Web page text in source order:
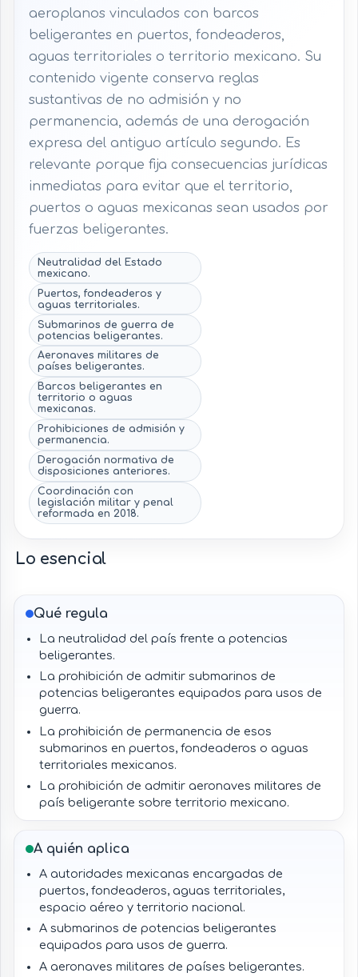
aeroplanos vinculados con barcos
beligerantes en puertos, fondeaderos,
aguas territoriales o territorio mexicano. Su
contenido vigente conserva reglas
sustantivas de no admisión y no
permanencia, además de una derogación
expresa del antiguo artículo segundo. Es
relevante porque fija consecuencias jurídicas
inmediatas para evitar que el territorio,
puertos o aguas mexicanas sean usados por
fuerzas beligerantes.
Neutralidad del Estado
mexicano.
Puertos, fondeaderos y
aguas territoriales.
Submarinos de guerra de
potencias beligerantes.
Aeronaves militares de
países beligerantes.
Barcos beligerantes en
territorio o aguas
mexicanas.
Prohibiciones de admisión y
permanencia.
Derogación normativa de
disposiciones anteriores.
Coordinación con
legislación militar y penal
reformada en 2018.
Lo esencial
Qué regula
La neutralidad del país frente a potencias
beligerantes.
La prohibición de admitir submarinos de
potencias beligerantes equipados para usos de
guerra.
La prohibición de permanencia de esos
submarinos en puertos, fondeaderos o aguas
territoriales mexicanos.
La prohibición de admitir aeronaves militares de
país beligerante sobre territorio mexicano.
La prohibición de permanencia de aeronaves
militares beligerantes sobre territorio o aguas
territoriales.
La prohibición de que aeroplanos a bordo de
barcos beligerantes se separen de éstos en
puertos o aguas mexicanas.
La derogación del artículo segundo por reforma
publicada en 2018.
La entrada en vigor de reformas relacionadas
A quién aplica
A autoridades mexicanas encargadas de
puertos, fondeaderos, aguas territoriales,
espacio aéreo y territorio nacional.
A submarinos de potencias beligerantes
equipados para usos de guerra.
A aeronaves militares de países beligerantes.